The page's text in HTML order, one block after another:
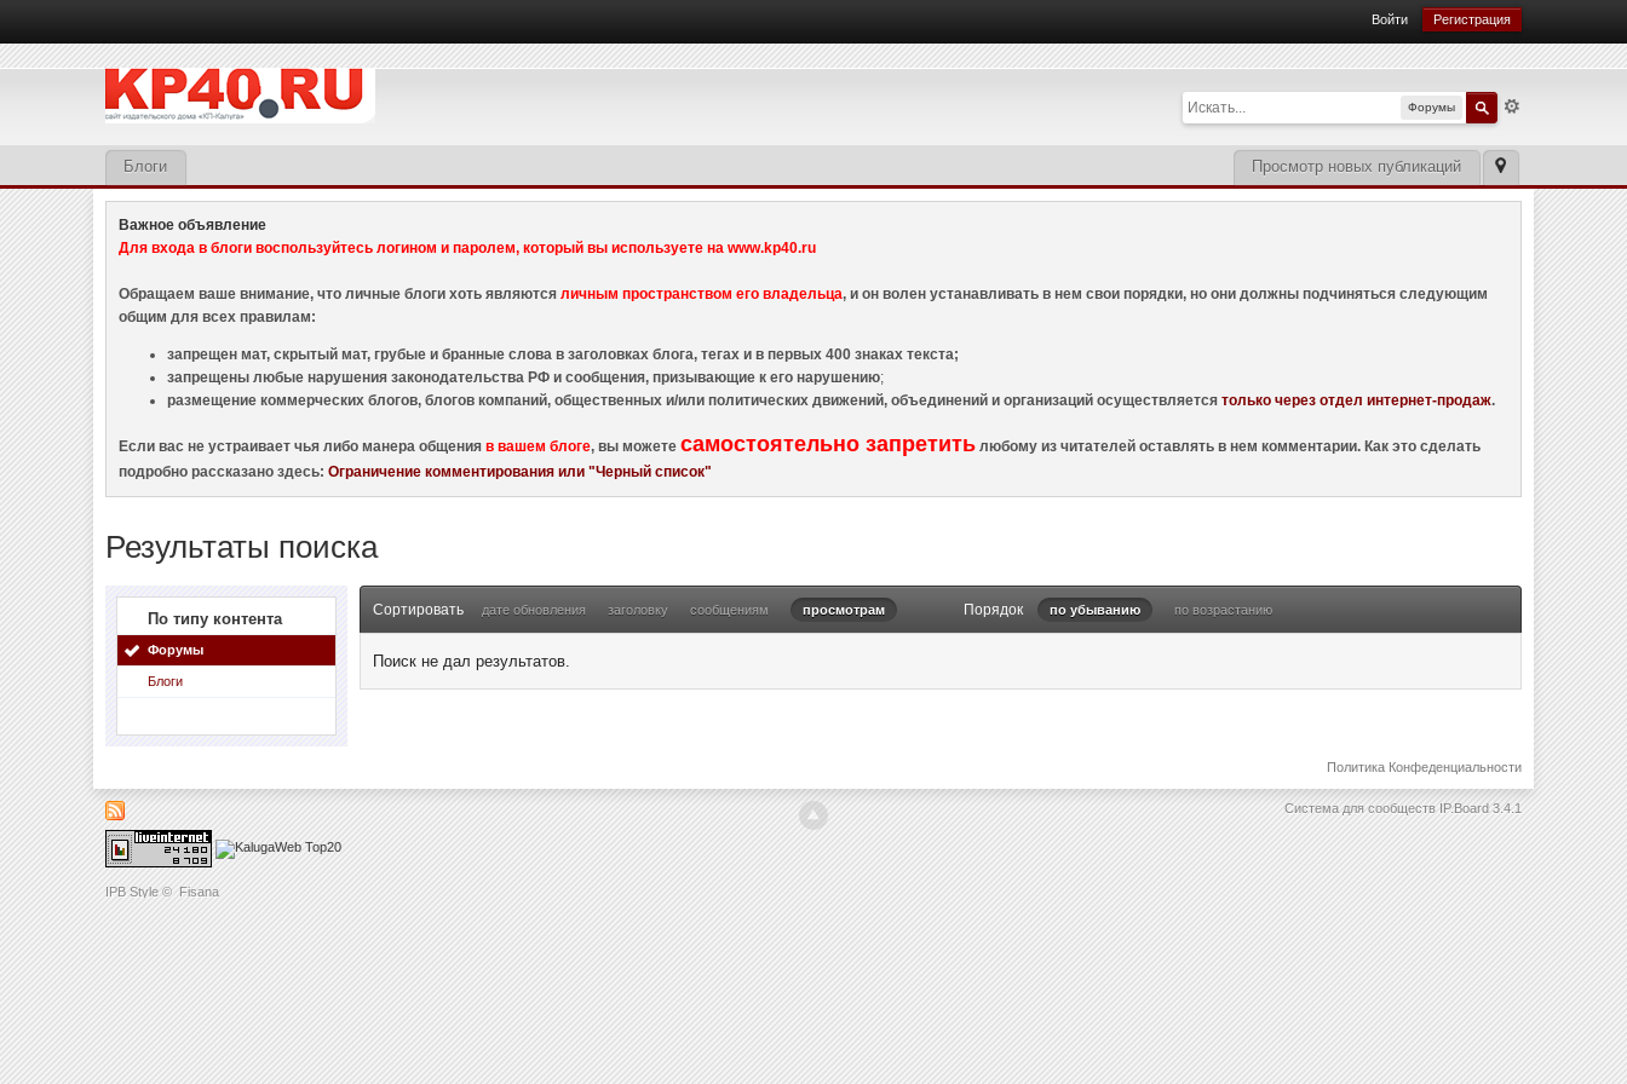
IPB Style © Fisana
Войти Регистрация
Форумы
Просмотр новых публикаций
Блоги
Важное объявление
Для входа в блоги воспользуйтесь логином и паролем, который вы используете на www.kp40.ru
Обращаем ваше внимание, что личные блоги хоть являютсяличным пространством его владельца, и он волен устанавливать в нем свои порядки, но они должны подчиняться следующим
общим для всех правилам:
запрещен мат, скрытый мат, грубые и бранные слова в заголовках блога, тегах и в первых 400 знаках текста;
запрещены любые нарушения законодательства РФ и сообщения, призывающие к его нарушению;
размещение коммерческих блогов, блогов компаний, общественных и/или политических движений, объединений и организаций осуществляетсятолько через отдел интернет-продаж.
Если вас не устраивает чья либо манера общенияв вашем блоге, вы можетесамостоятельно запретить любому из читателей оставлять в нем комментарии. Как это сделать
подробно рассказано здесь:Ограничение комментирования или "Черный список"
Результаты поиска
По типу контента
Форумы
Блоги
Сортировать дате обновления заголовку сообщениям просмотрам Порядок по убыванию по возрастанию
Поиск не дал результатов.
Политика Конфеденциальности
Система для сообществ IP.Board 3.4.1